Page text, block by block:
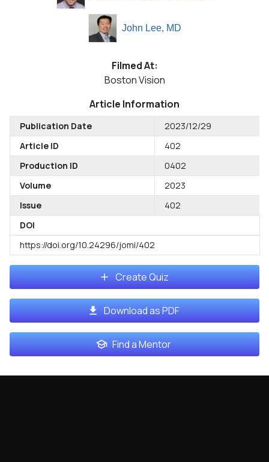
John Lee, MD
Filmed At:
Boston Vision
Article Information
Publication Date
2023/12/29
Article ID
402
Production ID
0402
Volume
2023
Issue
402
DOI
https://doi.org/10.24296/jomi/402
Create Quiz
Download as PDF
Find a Mentor